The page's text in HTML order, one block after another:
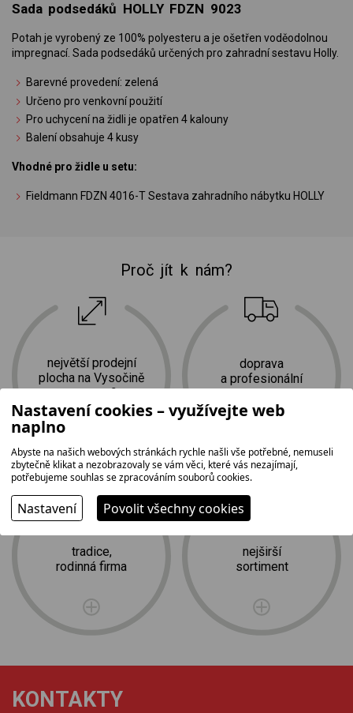
Sada podsedáků HOLLY FDZN 9023
Potah je vyrobený ze 100% polyesteru a je ošetřen voděodolnou
impregnací. Sada podsedáků určených pro zahradní sestavu Holly.
Barevné provedení: zelená
Určeno pro venkovní použití
Pro uchycení na židli je opatřen 4 kalouny
Balení obsahuje 4 kusy
Vhodné pro židle u setu:
Fieldmann FDZN 4016-T Sestava zahradního nábytku HOLLY
Proč jít k nám?
největší prodejní
plocha na Vysočině
2
tradice,
rodinná firma
doprava
a profesionální
nejširší
sortiment
KONTAKTY
Nastavení cookies – využívejte web
naplno
Abyste na našich webových stránkách rychle našli vše potřebné, nemuseli
zbytečně klikat a nezobrazovaly se vám věci, které vás nezajímají,
potřebujeme souhlas se zpracováním souborů cookies.
Nastavení Povolit všechny cookies